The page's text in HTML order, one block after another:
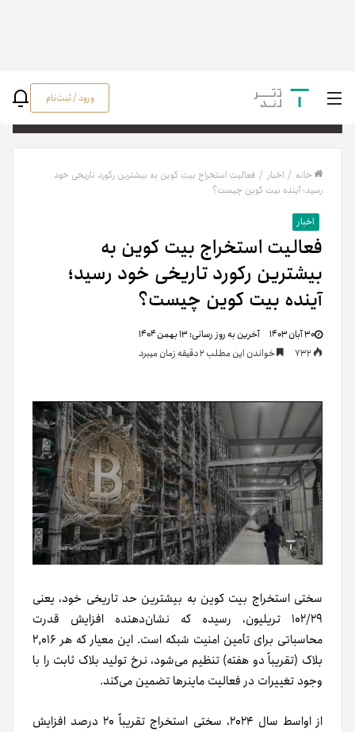
ورود / ثبت‌نام
خانه / اخبار / فعالیت استخراج بیت کوین به بیشترین رکورد تاریخی خود
رسید؛ آینده بیت کوین چیست؟
اخبار
فعالیت استخراج بیت کوین به
بیشترین رکورد تاریخی خود رسید؛
آینده بیت کوین چیست؟
۳۰ آبان ۱۴۰۳ آخرین به روز رسانی:۱۳ بهمن ۱۴۰۴
خواندن این مطلب 2 دقیقه زمان میبرد
سختی استخراج بیت کوین به بیشترین حد تاریخی خود، یعنی
۱۰۲/۲۹ تریلیون، رسیده که نشان‌دهنده افزایش قدرت
محاسباتی برای تأمین امنیت شبکه است. این معیار که هر ۲,۰۱۶
بلاک (تقریباً دو هفته) تنظیم می‌شود، نرخ تولید بلاک ثابت را با
وجود تغییرات در فعالیت ماینرها تضمین می‌کند.
از اواسط سال ۲۰۲۴، سختی استخراج تقریباً ۲۰ درصد افزایش